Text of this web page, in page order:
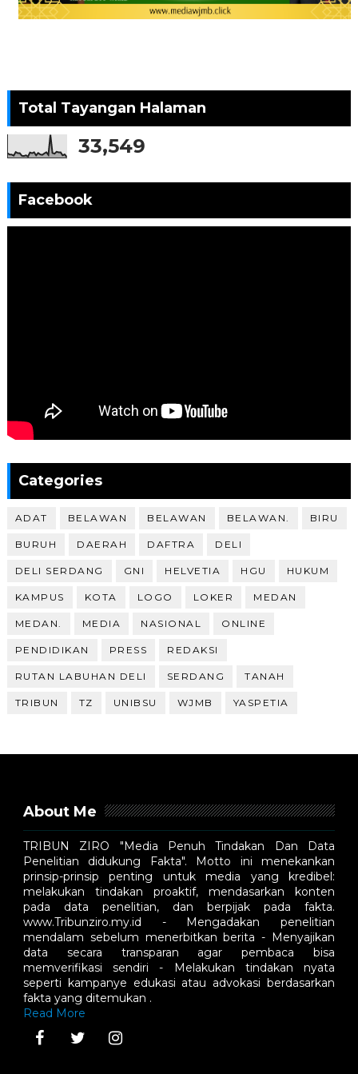
Total Tayangan Halaman
33,549
Facebook
Categories
ADAT BELAWAN BELAWAN BELAWAN. BIRU
BURUH DAERAH DAFTRA DELI
DELI SERDANG GNI HELVETIA HGU HUKUM
KAMPUS KOTA LOGO LOKER MEDAN
MEDAN. MEDIA NASIONAL ONLINE
PENDIDIKAN PRESS REDAKSI
RUTAN LABUHAN DELI SERDANG TANAH
TRIBUN TZ UNIBSU WJMB YASPETIA
About Me
TRIBUN ZIRO "Media Penuh Tindakan Dan Data
Penelitian didukung Fakta". Motto ini menekankan
prinsip-prinsip penting untuk media yang kredibel:
melakukan tindakan proaktif, mendasarkan konten
pada data penelitian, dan berpijak pada fakta.
www.Tribunziro.my.id - Mengadakan penelitian
mendalam sebelum menerbitkan berita - Menyajikan
data secara transparan agar pembaca bisa
memverifikasi sendiri - Melakukan tindakan nyata
seperti kampanye edukasi atau advokasi berdasarkan
fakta yang ditemukan .
Read More